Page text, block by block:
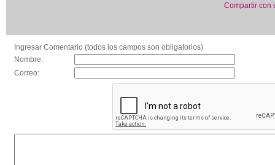
Compartir con
Ingresar Comentario (todos los campos son obligatorios)
Nombre:
Correo: